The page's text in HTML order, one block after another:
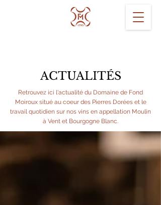
ACTUALITÉS
Retrouvez ici l'actualité du Domaine de Fond
Moiroux situé au coeur des Pierres Dorées et le
travail quotidien sur nos vins en appellation Moulin
à Vent et Bourgogne Blanc.